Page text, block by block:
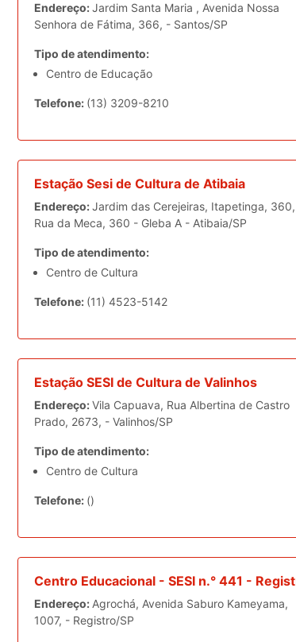
Endereço:Jardim Santa Maria , Avenida Nossa
Senhora de Fátima, 366, - Santos/SP
Tipo de atendimento:
Centro de Educação
Telefone: (13) 3209-8210
Estação Sesi de Cultura de Atibaia
Endereço:Jardim das Cerejeiras, Itapetinga, 360,
Rua da Meca, 360 - Gleba A - Atibaia/SP
Tipo de atendimento:
Centro de Cultura
Telefone: (11) 4523-5142
Estação SESI de Cultura de Valinhos
Endereço:Vila Capuava, Rua Albertina de Castro
Prado, 2673, - Valinhos/SP
Tipo de atendimento:
Centro de Cultura
Telefone: ()
Centro Educacional - SESI n.° 441 -
Endereço: Agrochá, Avenida Saburo Kameyama,
1007, - Registro/SP